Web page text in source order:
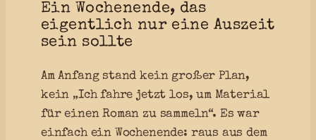
Ein Wochenende, das
eigentlich nur eine Auszeit
sein sollte
Am Anfang stand kein großer Plan,
kein „Ich fahre jetzt los, um Material
für einen Roman zu sammeln“. Es war
einfach ein Wochenende: raus aus dem